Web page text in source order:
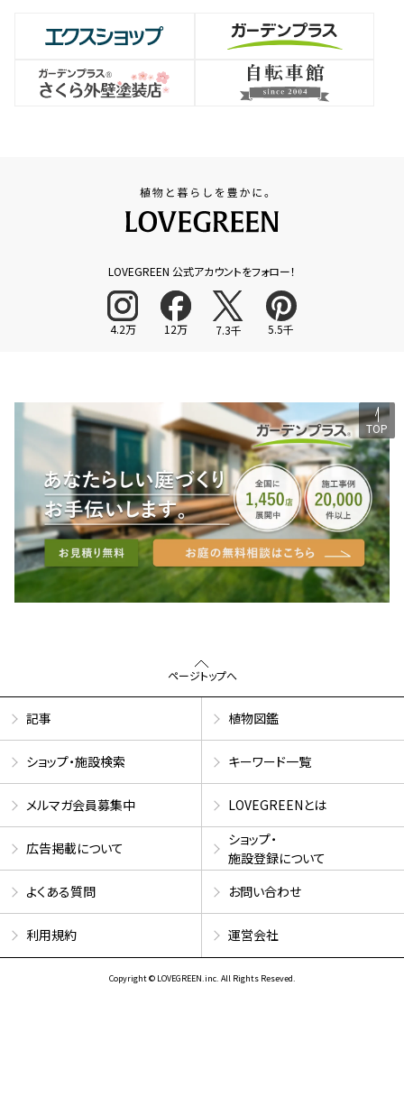
LOVEGREEN 公式アカウントをフォロー！
4.2万 12万 7.3千 5.5千
TOP
ページトップへ
記事 植物図鑑
ショップ・施設検索 キーワード一覧
メルマガ会員募集中 LOVEGREENとは
広告掲載について
ショップ・
施設登録について
よくある質問
お問い合わせ
利用規約 運営会社
Copyright © LOVEGREEN.inc. All Rights Reseved.